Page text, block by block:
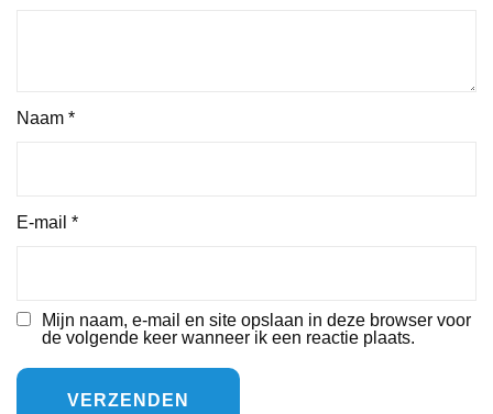
Naam *
E-mail *
Mijn naam, e-mail en site opslaan in deze browser voor
de volgende keer wanneer ik een reactie plaats.